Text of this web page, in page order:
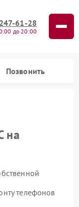
61-28
до 20:00
Позвонить
на
телефонов